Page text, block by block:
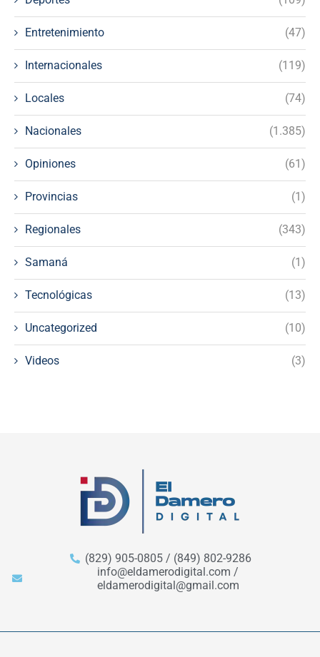
Entretenimiento (47)
Internacionales (119)
Locales (74)
Nacionales (1.385)
Opiniones (61)
Provincias (1)
Regionales (343)
Samaná (1)
Tecnológicas (13)
Uncategorized (10)
Videos (3)
(829) 905-0805 / (849) 802-9286
info@eldamerodigital.com /
eldamerodigital@gmail.com